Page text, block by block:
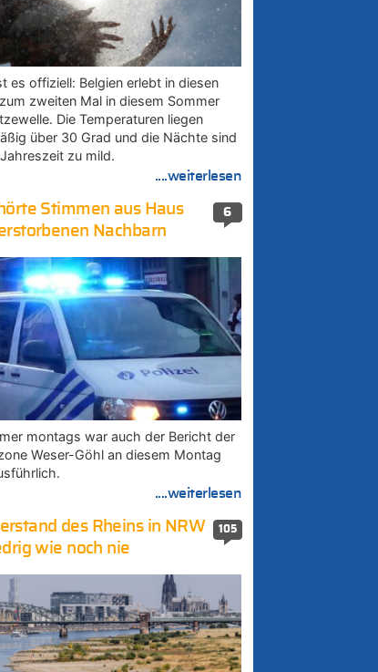
es offiziell: Belgien erlebt in diesen
zweiten Mal in diesem Sommer
Die Temperaturen liegen
über 30 Grad und die Nächte sind
zu mild.
....weiterlesen
6
Stimmen aus Haus
Nachbarn
montags war auch der Bericht der
Weser-Göhl an diesem Montag
....weiterlesen
105
des Rheins in NRW
wie noch nie